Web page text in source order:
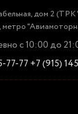
дом 2
метро
с 10:00 до
77-77 +7 (915)